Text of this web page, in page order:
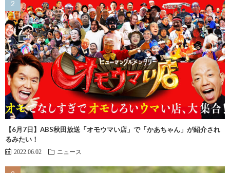
【6月7日】ABS秋田放送「オモウマい店」で「かあちゃん」が紹介され
るみたい！
2022.06.02 ニュース